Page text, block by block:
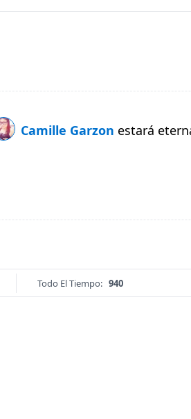
Camille Garzon estará
Todo El Tiempo: 940